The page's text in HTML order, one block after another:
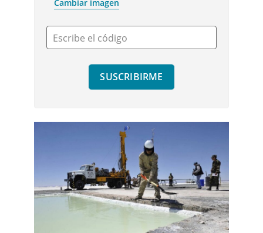
Cambiar imagen
Escribe el código